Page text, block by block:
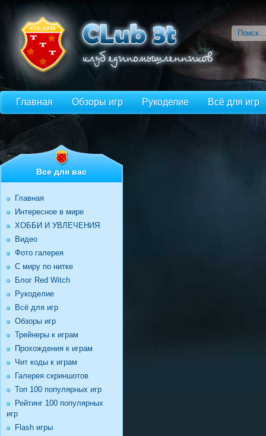
Главная Обзоры игр Рукоделие Всё для игр
Все для вас
Главная
Интересное в мире
ХОББИ И УВЛЕЧЕНИЯ
Видео
Фото галерея
С миру по нитке
Блог Red Witch
Рукоделие
Всё для игр
Обзоры игр
Трейнеры к играм
Прохождения к играм
Чит коды к играм
Галерея скриншотов
Топ 100 популярных игр
Рейтинг 100 популярных
игр
Flash игры